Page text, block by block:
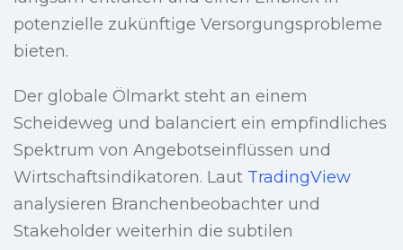
potenzielle zukünftige Versorgungsprobleme
bieten.
Der globale Ölmarkt steht an einem
Scheideweg und balanciert ein empfindliches
Spektrum von Angebotseinflüssen und
Wirtschaftsindikatoren. Laut TradingView
analysieren Branchenbeobachter und
Stakeholder weiterhin die subtilen